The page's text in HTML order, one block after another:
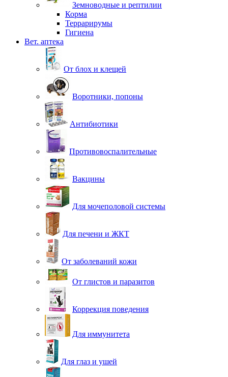
Земноводные и рептилии
Корма
Террарирумы
Гигиена
Вет. аптека
От блох и клещей
Воротники, попоны
Антибиотики
Противовоспалительные
Вакцины
Для мочеполовой системы
Для печени и ЖКТ
От заболеваний кожи
От глистов и паразитов
Коррекция поведения
Для иммунитета
Для глаз и ушей